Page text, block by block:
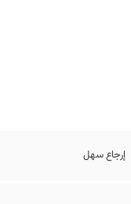
إرجاع سهل